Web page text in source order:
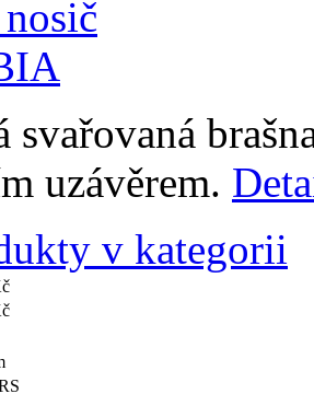
svařovaná
uzávěrem.
v kategorii